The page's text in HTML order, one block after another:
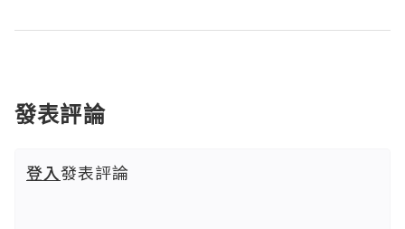
發表評論
登入發表評論